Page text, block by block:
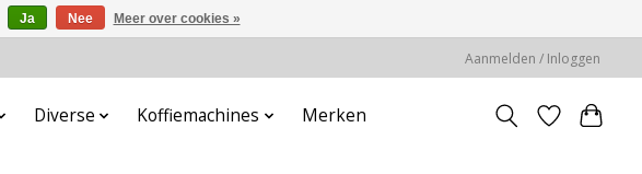
Aanmelden / Inloggen
Diverse Koffiemachines Merken
Ja Nee Meer over cookies »